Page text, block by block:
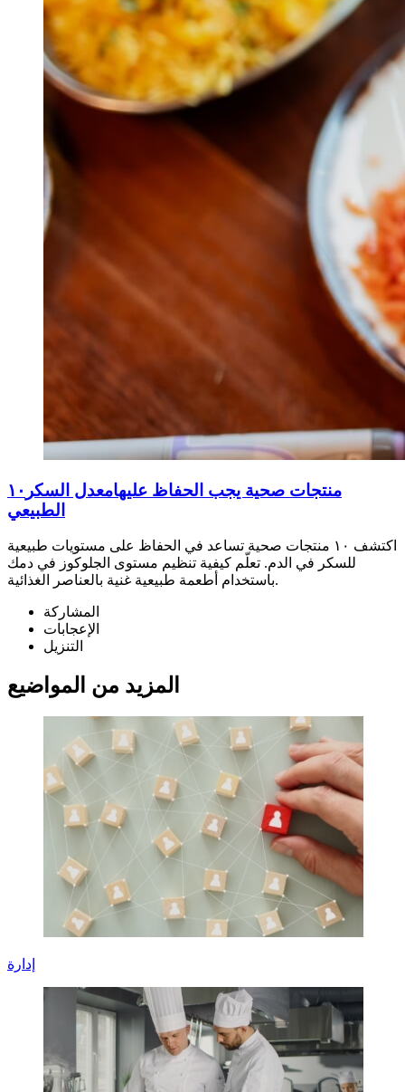
۱۰منتجات صحية يجب الحفاظ عليهامعدل السكر
الطبيعي
اكتشف ١٠ منتجات صحية تساعد في الحفاظ على مستويات طبيعية
للسكر في الدم. تعلّم كيفية تنظيم مستوى الجلوكوز في دمك
باستخدام أطعمة طبيعية غنية بالعناصر الغذائية.
المشاركة
الإعجابات
التنزيل
المزيد من المواضيع
إدارة